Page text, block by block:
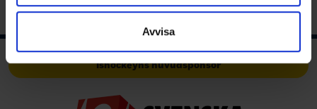
samlat in när du har använt deras tjänster.
Avvisa
Ishockeyns huvudsponsor